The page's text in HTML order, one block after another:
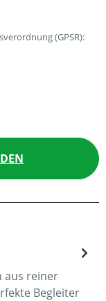
(GPSR):
aus reiner
Begleiter